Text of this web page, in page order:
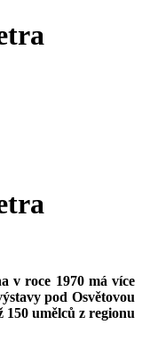
v roce 1970 má více
pod Osvětovou
150 umělců z regionu